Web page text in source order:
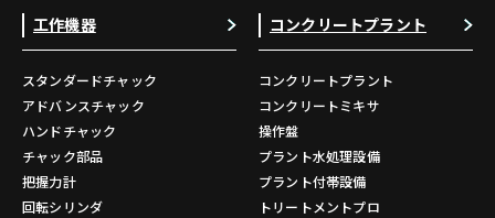
工作機器
スタンダードチャック
アドバンスチャック
ハンドチャック
チャック部品
把握力計
回転シリンダ
コンクリートプラント
コンクリートプラント
コンクリートミキサ
操作盤
プラント水処理設備
プラント付帯設備
トリートメントプロ